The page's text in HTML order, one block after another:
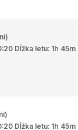
Dĺžka letu: 1h 45m
Dĺžka letu: 1h 45m